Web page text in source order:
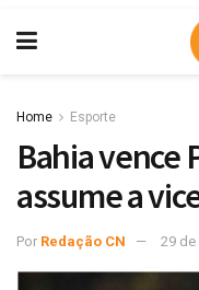
Home Esporte
Bahia vence
assume a
Por Redação CN 29